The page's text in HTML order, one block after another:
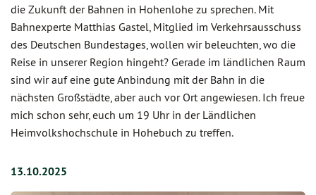
die Zukunft der Bahnen in Hohenlohe zu sprechen. Mit
Bahnexperte Matthias Gastel, Mitglied im Verkehrsausschuss
des Deutschen Bundestages, wollen wir beleuchten, wo die
Reise in unserer Region hingeht? Gerade im ländlichen Raum
sind wir auf eine gute Anbindung mit der Bahn in die
nächsten Großstädte, aber auch vor Ort angewiesen. Ich freue
mich schon sehr, euch um 19 Uhr in der Ländlichen
Heimvolkshochschule in Hohebuch zu treffen.
13.10.2025